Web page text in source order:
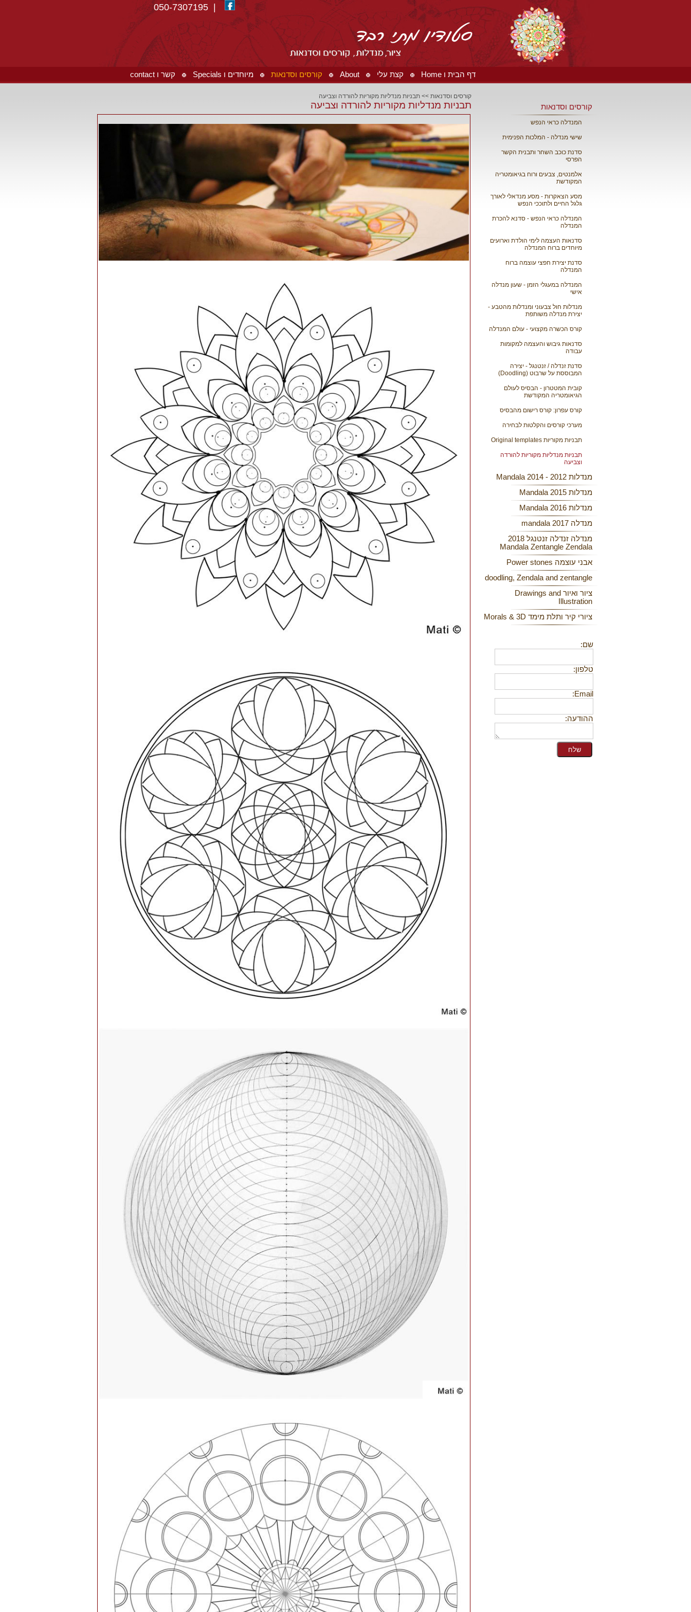
| 050-7307195
דף הבית ו Home קצת עלי About קורסים וסדנאות מיוחדים ו Specials קשר ו contact
קורסים וסדנאות
המנדלה כראי הנפש
שישי מנדלה - המלכות הפנימית
סדנת כוכב השחר ותבנית הקשר
הפרסי
אלמנטים, צבעים ורוח בגיאומטריה
המקודשת
מסע הצאקרות - מסע מנדאלי לאורך
גלגל החיים ולתוככי הנפש
המנדלה כראי הנפש - סדנא להכרת
המנדלה
סדנאות העצמה לימי הולדת וארועים
מיוחדים ברוח המנדלה
סדנת יצירת חפצי עוצמה ברוח
המנדלה
המנדלה במעגלי הזמן - שעון מנדלה
אישי
מנדלות חול צבעוני ומנדלות מהטבע -
יצירת מנדלה משותפת
קורס הכשרה מקצועי - עולם המנדלה
סדנאות גיבוש והעצמה למקומות
עבודה
סדנת זנדלה / זנטנגל - יצירה
המבוססת על שרבוט (Doodling)
קובית המטטרון - הבסיס לעולם
הגיאומטריה המקודשת
קורס עפרון: קורס רישום מהבסיס
מערכי קורסים והקלטות לבחירה
תבניות מקוריות Original templates
תבניות מנדליות מקוריות להורדה
וצביעה
מנדלות 2012 - 2014 Mandala
מנדלות 2015 Mandala
מנדלות 2016 Mandala
מנדלה 2017 mandala
מנדלה זנדלה זנטנגל 2018
Mandala Zentangle Zendala
אבני עוצמה Power stones
doodling, Zendala and zentangle
ציור ואיור Drawings and
Illustration
ציורי קיר ותלת מימד Morals & 3D
שם:
טלפון:
Email:
ההודעה:
קורסים וסדנאות >> תבניות מנדליות מקוריות להורדה וצביעה
תבניות מנדליות מקוריות להורדה וצביעה